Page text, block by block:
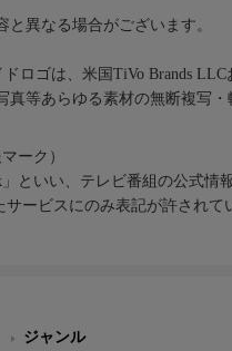
異なる場合がございます。
ロゴは、米国TiVo Brands
等あらゆる素材の無断複写・
ーク）
といい、テレビ番組の公式情
サービスにのみ表記が許されて
ジャンル